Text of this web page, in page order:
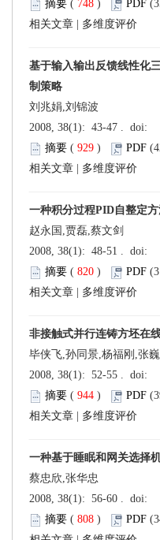
( )
刘兆娟,刘锦波
( )
赵永国,贾磊,蔡文剑
( )
毕侠飞,孙同景,杨福刚,张巍
( )
蔡忠欣,张华忠
( )